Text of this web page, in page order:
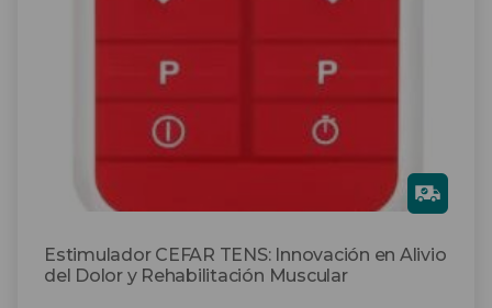
Estimulador CEFAR TENS: Innovación en Alivio
del Dolor y Rehabilitación Muscular
Gra
tis